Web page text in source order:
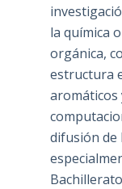
la química
orgánica,
estructura
aromáticos
difusión de